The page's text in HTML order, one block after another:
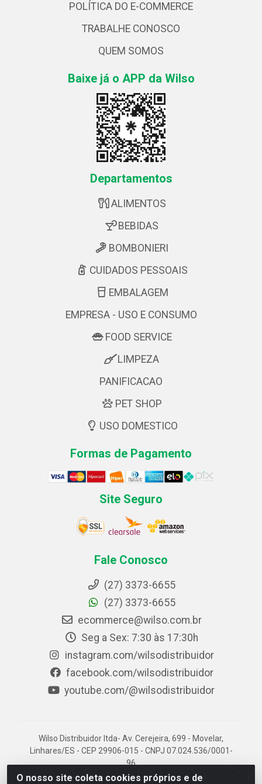
O nosso site coleta cookies próprios e de
POLÍTICA DO E-COMMERCE
TRABALHE CONOSCO
QUEM SOMOS
Baixe já o APP da Wilso
Departamentos
ALIMENTOS
BEBIDAS
BOMBONIERI
CUIDADOS PESSOAIS
EMBALAGEM
EMPRESA - USO E CONSUMO
FOOD SERVICE
LIMPEZA
PANIFICACAO
PET SHOP
USO DOMESTICO
Formas de Pagamento
Site Seguro
Fale Conosco
(27) 3373-6655
(27) 3373-6655
ecommerce@wilso.com.br
Seg a Sex: 7:30 às 17:30h
instagram.com/wilsodistribuidor
facebook.com/wilsodistribuidor
youtube.com/@wilsodistribuidor
Wilso Distribuidor ltda- Av. Cerejeira, 699 - Movelar,
Linhares/ES - CEP 29906-015 - CNPJ 07.024.536/0001-
96